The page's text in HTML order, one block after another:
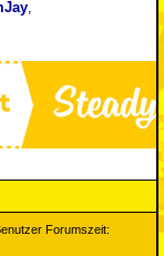
Forumszeit: